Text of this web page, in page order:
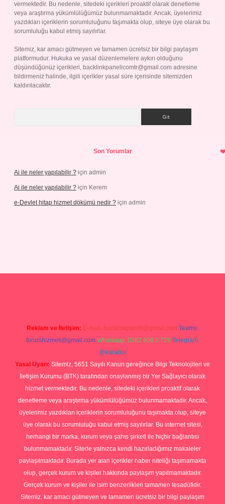
vermektedir. Bu nedenle, sitedeki içerikleri proaktif olarak denetleme
veya araştırma yükümlülüğümüz bulunmamaktadır. Ancak, üyelerimiz
yazdıkları içeriklerin sorumluluğunu taşımakta olup, siteye üye olarak bu
sorumluluğu kabul etmiş sayılırlar.
Sitemiz, kar amacı gütmeyen ve tamamen ücretsiz bir bilgi paylaşım
platformudur. Hukuka ve yasal düzenlemelere aykırı olduğunu
düşündüğünüz içerikleri, backlinkpanelicomtr@gmail.com adresine
bildirmeniz halinde, ilgili içerikler yasal süre içerisinde sitemizden
kaldırılacaktır.
Son Yorumlar
Ai ile neler yapılabilir ? için admin
Ai ile neler yapılabilir ? için Kerem
e-Devlet hitap hizmet dökümü nedir ? için admin
Reklam ve İletişim: E-mail: backlinkpaneli@gmail.com Teams:
forumhizmeti@gmail.com Whatsapp: 0262 606 0 726 Telegram:
@karabul
Yasal Uyarı: Sitemiz, 5651 Sayılı Kanun gereğince Bilgi Teknolojileri ve
İletişim Kurumu (BTK) tarafından onaylanmış bir Yer Sağlayıcı olarak
hizmet vermektedir. Bu nedenle, sitedeki içerikleri proaktif olarak
denetleme veya araştırma yükümlülüğümüz bulunmamaktadır. Ancak,
üyelerimiz yazdıkları içeriklerin sorumluluğunu taşımakta olup, siteye
üye olarak bu sorumluluğu kabul etmiş sayılırlar. Bu internet sitesi,
herhangi bir marka, kurum veya şahıs şirketi ile hiçbir bağlantısı
bulunmamaktadır. Sitede yalnızca kendi hazırladığımız makaleler
paylaşılmaktadır. Burada yer alan içerikler haber niteliği taşımamakta
olup, gerçek kurum ve kişiler hakkında paylaşım yapılmamaktadır.
Gerçek kurum ve kişiler ile isim benzerlikleri tamamen tesadüfidir.
Sitemiz, kar amacı gütmeyen ve tamamen ücretsiz bir bilgi paylaşım